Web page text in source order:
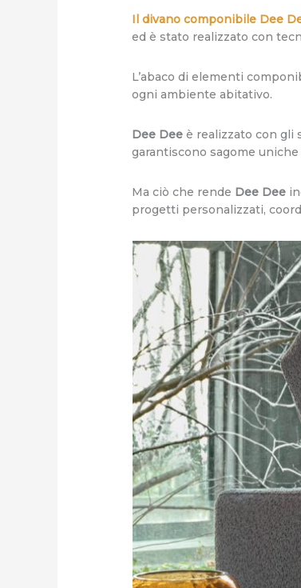
Il divano componibile Dee
ed è stato realizzato con
L’abaco di elementi
ogni ambiente abitativo.
Dee Dee è realizzato con gli
garantiscono sagome uniche
Ma ciò che rende Dee Dee
progetti personalizzati,